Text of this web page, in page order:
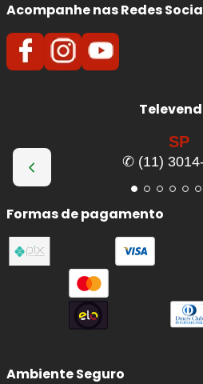
Acompanhe nas Redes
SP
✆ (11)
Formas de pagamento
Ambiente Seguro